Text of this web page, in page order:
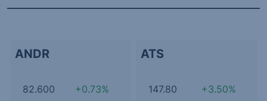
ANDR
82.600 +0.73%
ATS
147.80 +3.50%